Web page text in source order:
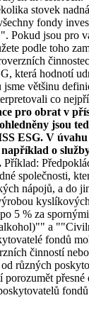
stovek
fondy
Pokud jsou pro
podle toho
která hodnotí
jsme většinu
co
pro obrat v
jsou
ESG. V
o
Příklad:
společnosti,
nápojů, a do
5 % za
a
fondů
činností
různých
porozumět